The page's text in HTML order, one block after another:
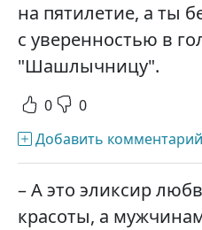
на пятилетие, а ты
с уверенностью в
"Шашлычницу".
0 0
Добавить комментарий
– А это эликсир
красоты, а